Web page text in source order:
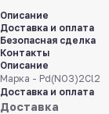
Описание
Доставка и оплата
Безопасная сделка
Контакты
Описание
Марка - Pd(NO3)2Cl2
Доставка и оплата
Доставка